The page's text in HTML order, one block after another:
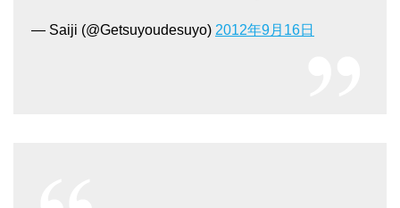
担当の方も全体的に見て感じの良い方でし
仕事をこなしておりとてもよかったのです
— Saiji (@Getsuyoudesuyo) 2012年9月16日